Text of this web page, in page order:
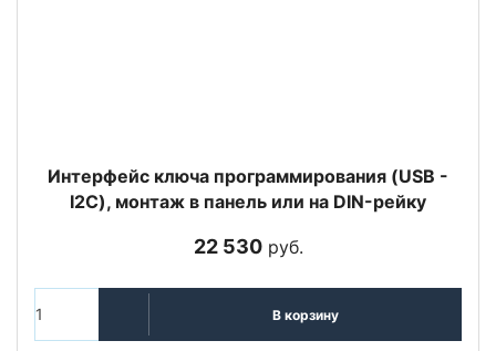
Интерфейс ключа программирования (USB -
I2C), монтаж в панель или на DIN-рейку
22 530руб.
В корзину